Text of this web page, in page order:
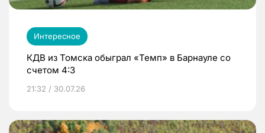
Интересное
КДВ из Томска обыграл «Темп» в Барнауле со
счетом 4:3
21:32 / 30.07.26